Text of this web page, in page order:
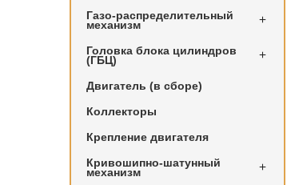
Газо-распределительный
механизм 
Головка блока цилиндров
(ГБЦ) 
Двигатель (в сборе)
Коллекторы
Крепление двигателя
Кривошипно-шатунный
механизм 